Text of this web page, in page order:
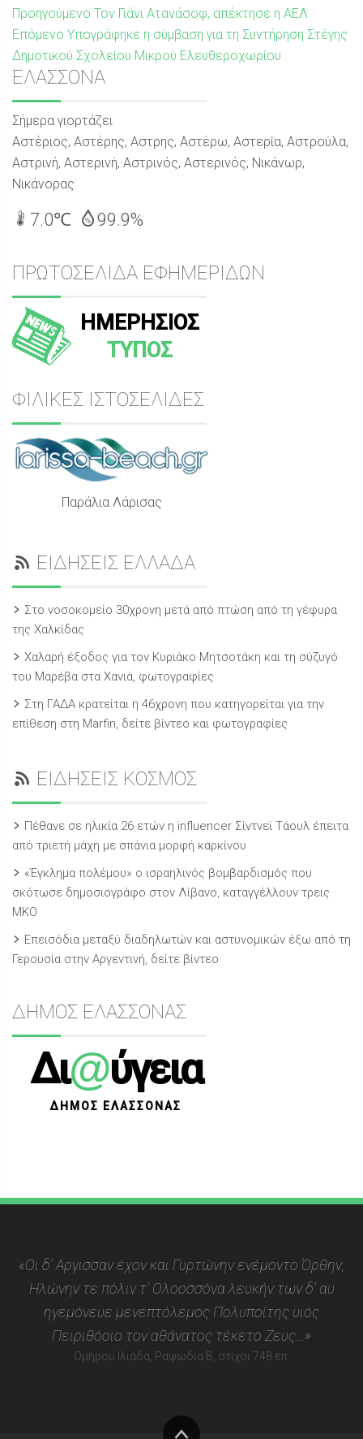
Πλοήγηση
άρθρων
Προηγούμενο Προηγούμενη
δημοσίευση:
Τον Γιάνι Ατανάσοφ, απέκτησε η ΑΕΛ
Επόμενο Επόμενη
δημοσίευση:
Υπογράφηκε η σύμβαση για τη Συντήρηση Στέγης
Δημοτικού Σχολείου Μικρού Ελευθεροχωρίου
Sidebar
ΕΛΑΣΣΟΝΑ
Σήμερα γιορτάζει
Αστέριος, Αστέρης, Αστρης, Αστέρω, Αστερία, Αστρούλα,
Αστρινή, Αστερινή, Αστρινός, Αστερινός, Νικάνωρ,
Νικάνορας
7.0℃ 99.9%
ΠΡΩΤΟΣΕΛΙΔΑ ΕΦΗΜΕΡΙΔΩΝ
ΗΜΕΡΗΣΙΟΣ
ΤΥΠΟΣ
ΦΙΛΙΚΕΣ ΙΣΤΟΣΕΛΙΔΕΣ
Παράλια Λάρισας
ΕΙΔΗΣΕΙΣ ΕΛΛΑΔΑ
Στο νοσοκομείο 30χρονη μετά από πτώση από τη γέφυρα
της Χαλκίδας
Χαλαρή έξοδος για τον Κυριάκο Μητσοτάκη και τη σύζυγό
του Μαρέβα στα Χανιά, φωτογραφίες
Στη ΓΑΔΑ κρατείται η 46χρονη που κατηγορείται για την
επίθεση στη Marfin, δείτε βίντεο και φωτογραφίες
ΕΙΔΗΣΕΙΣ ΚΟΣΜΟΣ
Πέθανε σε ηλικία 26 ετών η influencer Σίντνεϊ Τάουλ έπειτα
από τριετή μάχη με σπάνια μορφή καρκίνου
«Έγκλημα πολέμου» ο ισραηλινός βομβαρδισμός που
σκότωσε δημοσιογράφο στον Λίβανο, καταγγέλλουν τρεις
ΜΚΟ
Επεισόδια μεταξύ διαδηλωτών και αστυνομικών έξω από τη
Γερουσία στην Αργεντινή, δείτε βίντεο
ΔΗΜΟΣ ΕΛΑΣΣΟΝΑΣ
Δι@ύγεια
ΔΗΜΟΣ ΕΛΑΣΣΟΝΑΣ
«Οι δ’ Αργισσαν έχον και Γυρτώνην ενέμοντο Όρθην,
Ηλώνην τε πόλιν τ’ Ολοοσσόνα λευκήν των δ’ αυ
ηγεμόνευε μενεπτόλεμος Πολυποίτης υιός
Πειριθόοιο τον αθάνατος τέκετο Ζευς…»
Ομήρου Ιλιάδα, Ραψωδία Β, στίχοι 748 επ.